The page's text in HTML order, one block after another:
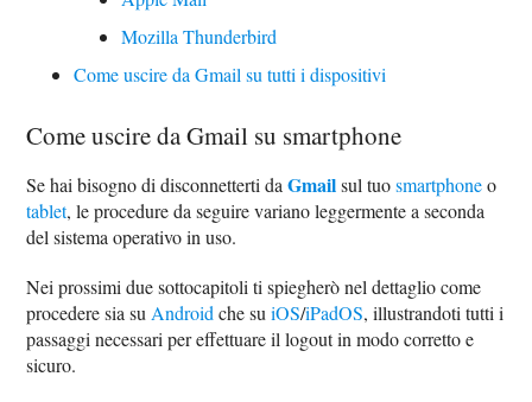
Mozilla Thunderbird
Come uscire da Gmail su tutti i dispositivi
Come uscire da Gmail su smartphone
Se hai bisogno di disconnetterti daGmailsul tuosmartphoneo
tablet, le procedure da seguire variano leggermente a seconda
del sistema operativo in uso.
Nei prossimi due sottocapitoli ti spiegherò nel dettaglio come
procedere sia su Android che suiOS/iPadOS, illustrandoti tutti i
passaggi necessari per effettuare il logout in modo corretto e
sicuro.